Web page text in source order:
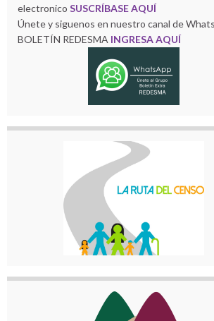
electronico SUSCRÍBASE AQUÍ
Únete y siguenos en nuestro canal de
BOLETÍN REDESMA INGRESA AQUÍ